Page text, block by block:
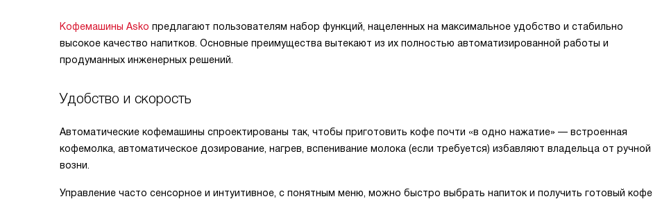
Кофемашины Asko предлагают пользователям набор функций, нацеленных на максимальное удобство и стабильно
высокое качество напитков. Основные преимущества вытекают из их полностью автоматизированной работы и
продуманных инженерных решений.
Удобство и скорость
Автоматические кофемашины спроектированы так, чтобы приготовить кофе почти «в одно нажатие» — встроенная
кофемолка, автоматическое дозирование, нагрев, вспенивание молока (если требуется) избавляют владельца от ручной
возни.
Управление часто сенсорное и интуитивное, с понятным меню, можно быстро выбрать напиток и получить готовый кофе